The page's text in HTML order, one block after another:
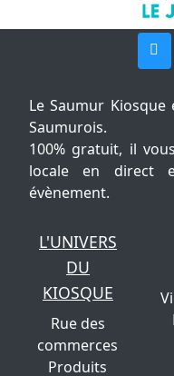
Le Saumur
Saumurois.
100% gratuit, il
locale en direct
évènement.
L'UNIVERS
DU
KIOSQUE
Rue des
commerces
Produits